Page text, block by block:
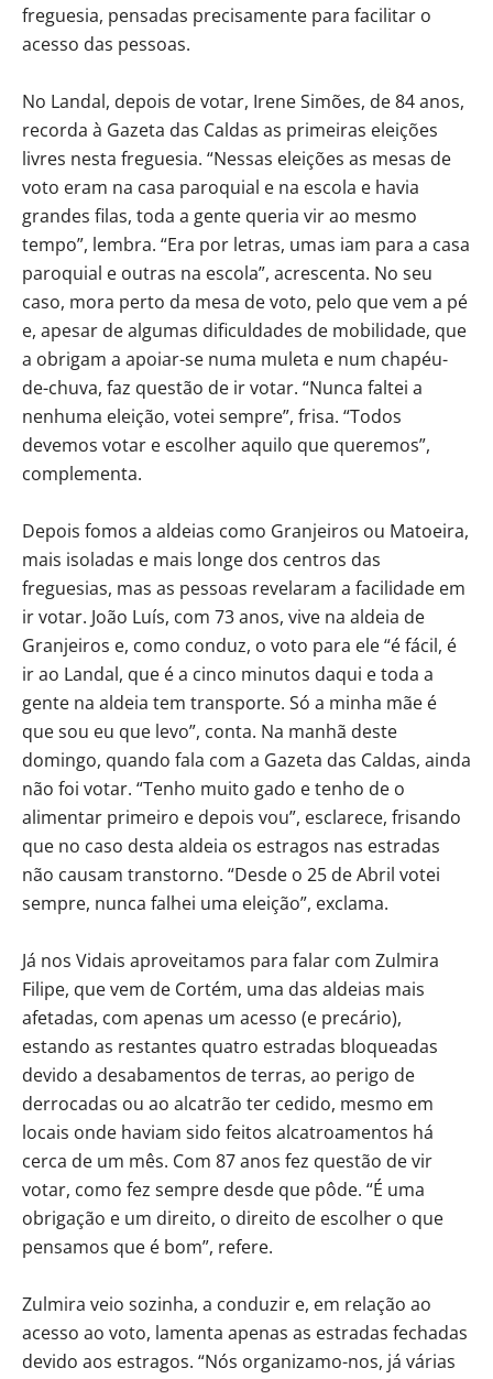
freguesia, pensadas precisamente para facilitar o
acesso das pessoas.
No Landal, depois de votar, Irene Simões, de 84 anos,
recorda à Gazeta das Caldas as primeiras eleições
livres nesta freguesia. “Nessas eleições as mesas de
voto eram na casa paroquial e na escola e havia
grandes filas, toda a gente queria vir ao mesmo
tempo”, lembra. “Era por letras, umas iam para a casa
paroquial e outras na escola”, acrescenta. No seu
caso, mora perto da mesa de voto, pelo que vem a pé
e, apesar de algumas dificuldades de mobilidade, que
a obrigam a apoiar-se numa muleta e num chapéu-
de-chuva, faz questão de ir votar. “Nunca faltei a
nenhuma eleição, votei sempre”, frisa. “Todos
devemos votar e escolher aquilo que queremos”,
complementa.
Depois fomos a aldeias como Granjeiros ou Matoeira,
mais isoladas e mais longe dos centros das
freguesias, mas as pessoas revelaram a facilidade em
ir votar. João Luís, com 73 anos, vive na aldeia de
Granjeiros e, como conduz, o voto para ele “é fácil, é
ir ao Landal, que é a cinco minutos daqui e toda a
gente na aldeia tem transporte. Só a minha mãe é
que sou eu que levo”, conta. Na manhã deste
domingo, quando fala com a Gazeta das Caldas, ainda
não foi votar. “Tenho muito gado e tenho de o
alimentar primeiro e depois vou”, esclarece, frisando
que no caso desta aldeia os estragos nas estradas
não causam transtorno. “Desde o 25 de Abril votei
sempre, nunca falhei uma eleição”, exclama.
Já nos Vidais aproveitamos para falar com Zulmira
Filipe, que vem de Cortém, uma das aldeias mais
afetadas, com apenas um acesso (e precário),
estando as restantes quatro estradas bloqueadas
devido a desabamentos de terras, ao perigo de
derrocadas ou ao alcatrão ter cedido, mesmo em
locais onde haviam sido feitos alcatroamentos há
cerca de um mês. Com 87 anos fez questão de vir
votar, como fez sempre desde que pôde. “É uma
obrigação e um direito, o direito de escolher o que
pensamos que é bom”, refere.
Zulmira veio sozinha, a conduzir e, em relação ao
acesso ao voto, lamenta apenas as estradas fechadas
devido aos estragos. “Nós organizamo-nos, já várias